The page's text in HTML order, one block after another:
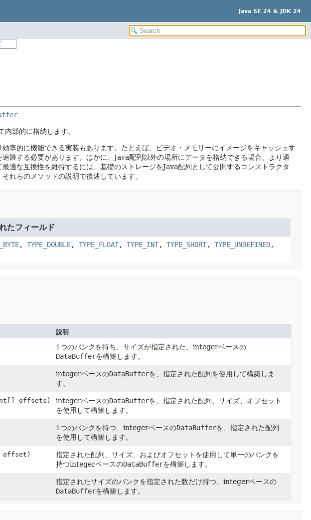
Java SE 24 & JDK 24
部的に格納します。
率的に機能できる実装もあります。たとえば、ビデオ・メモリーにイメージをキャッシュす
跡する必要があります。ほかに、Java配列以外の場所にデータを格納できる場合、より適
適な互換性を維持するには、基礎のストレージをJava配列として公開するコンストラクタ
れらのメソッドの説明で後述しています。
たフィールド
, TYPE_DOUBLE, TYPE_FLOAT, TYPE_INT, TYPE_SHORT, TYPE_UNDEFINED,
説明
1つのバンクを持ち、サイズが指定された、integerベースの
DataBufferを構築します。
integerベースのDataBufferを、指定された配列を使用して構築しま
す。
offsets) integerベースのDataBufferを、指定された配列、サイズ、オフセット
を使用して構築します。
1つのバンクを持つ、integerベースのDataBufferを、指定された配列
を使用して構築します。
指定された配列、サイズ、およびオフセットを使用して単一のバンクを
持つintegerベースのDataBufferを構築します。
指定されたサイズのバンクを指定された数だけ持つ、integerベースの
DataBufferを構築します。